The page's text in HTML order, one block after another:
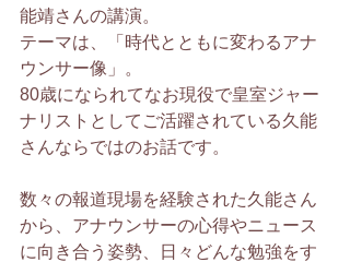
能靖さんの講演。
テーマは、「時代とともに変わるアナ
ウンサー像」。
80歳になられてなお現役で皇室ジャー
ナリストとしてご活躍されている久能
さんならではのお話です。
数々の報道現場を経験された久能さん
から、アナウンサーの心得やニュース
に向き合う姿勢、日々どんな勉強をす